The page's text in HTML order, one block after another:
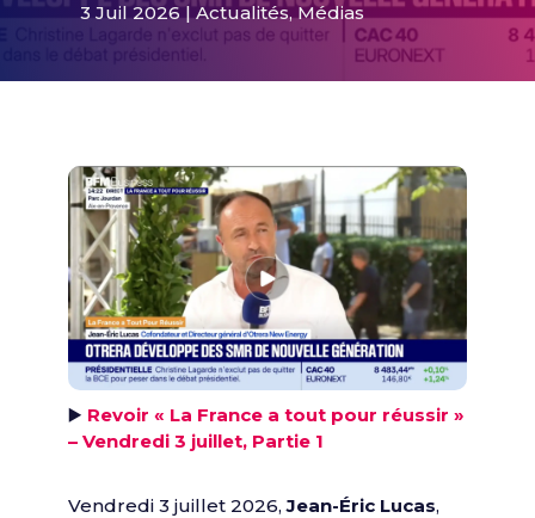
3 Juil 2026 Actualités,Médias
▶️ Revoir « La France a tout pour réussir »
– Vendredi 3 juillet, Partie 1
Vendredi 3 juillet 2026,Jean-Éric Lucas,